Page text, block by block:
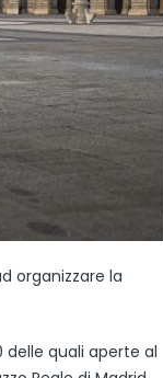
organizzare la
delle quali aperte al